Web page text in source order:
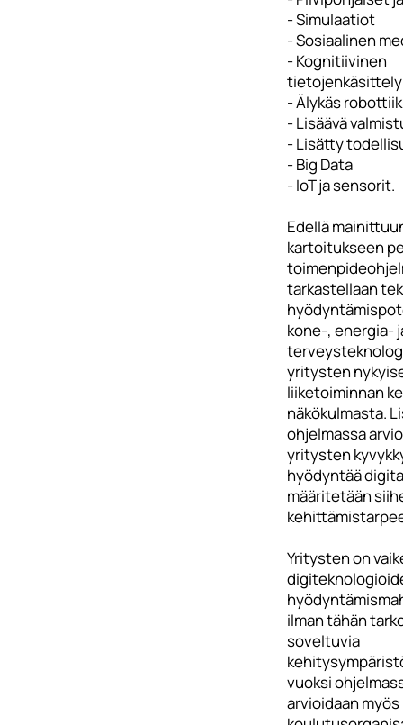
- Simulaatiot
- Sosiaalinen
- Kognitiivinen
tietojenkäsittely
- Älykäs
- Lisäävä
- Lisätty
- Big Data
- IoT ja sensorit.
Edellä
kartoitukseen
tarkastellaan
kone-, energia-
yritysten
liiketoiminnan
näkökulmasta.
ohjelmassa
yritysten
hyödyntää
määritetään
Yritysten on
ilman tähän
soveltuvia
vuoksi
arvioidaan myös